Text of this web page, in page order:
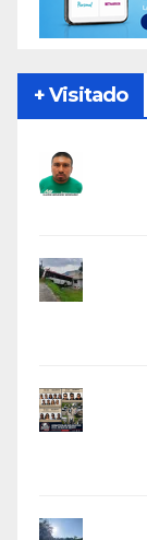
+ Visitado